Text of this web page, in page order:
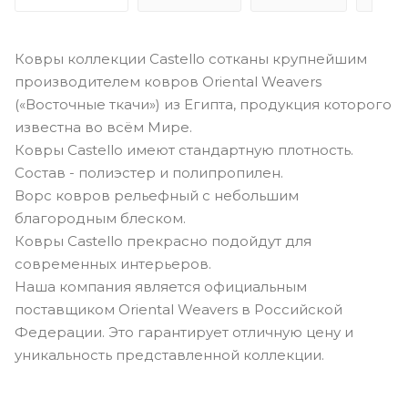
Ковры коллекции Castello сотканы крупнейшим
производителем ковров Oriental Weavers
(«Восточные ткачи») из Египта, продукция которого
известна во всём Мире.
Ковры Castello имеют стандартную плотность.
Состав - полиэстер и полипропилен.
Ворс ковров рельефный с небольшим
благородным блеском.
Ковры Castello прекрасно подойдут для
современных интерьеров.
Наша компания является официальным
поставщиком Oriental Weavers в Российской
Федерации. Это гарантирует отличную цену и
уникальность представленной коллекции.